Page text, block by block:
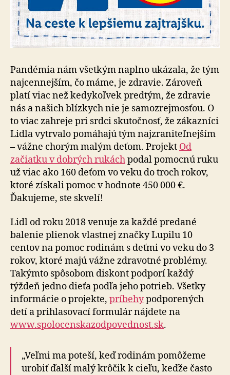
Pandémia nám všetkým naplno ukázala, že tým
najcennejším, čo máme, je zdravie. Zároveň
platí viac než kedykoľvek predtým, že zdravie
nás a našich blízkych nie je samozrejmosťou. O
to viac zahreje pri srdci skutočnosť, že zákazníci
Lidla vytrvalo pomáhajú tým najzraniteľnejším
– vážne chorým malým deťom. Projekt Od
začiatku v dobrých rukáchpodal pomocnú ruku
už viac ako 160 deťom vo veku do troch rokov,
ktoré získali pomoc v hodnote 450 000 €.
Ďakujeme, ste skvelí!
Lidl od roku 2018 venuje za každé predané
balenie plienok vlastnej značky Lupilu 10
centov na pomoc rodinám s deťmi vo veku do 3
rokov, ktoré majú vážne zdravotné problémy.
Takýmto spôsobom diskont podporí každý
týždeň jedno dieťa podľa jeho potrieb. Všetky
informácie o projekte, príbehypodporených
detí a prihlasovací formulár nájdete na
www.spolocenskazodpovednost.sk.
„Veľmi ma poteší, keď rodinám pomôžeme
urobiť ďalší malý krôčik k cieľu, keďže často